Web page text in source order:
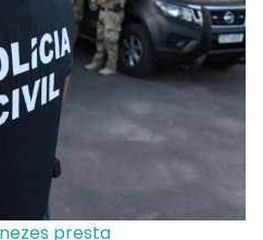
presta